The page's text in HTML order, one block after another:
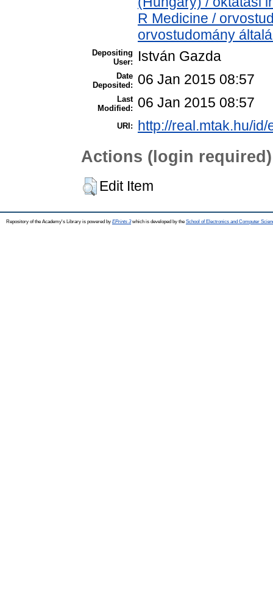
R Medicine /
orvostudomány
Depositing
User:
István Gazda
Date
Deposited:
06 Jan 2015 08:57
Last
Modified:
06 Jan 2015 08:57
URI: http://real.mtak.hu/
Actions (login required)
Edit Item
Repository of the Academy's Library is powered by EPrints 3which is developed by the School of Electronics and Computer